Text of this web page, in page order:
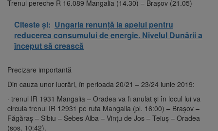
Trenul pereche R 16.089 Mangalia (14.30) – Brașov (21.05)
Citeste și: Ungaria renunță la apelul pentru
reducerea consumului de energie. Nivelul Dunării a
început să crească
Precizare importantă
Din cauza unor lucrări, în perioada 20/21 – 23/24 iunie 2019:
· trenul IR 1931 Mangalia – Oradea va fi anulat și în locul lui va
circula trenul IR 12931 pe ruta Mangalia (pl. 16:00) – Brașov –
Făgăraș – Sibiu – Sebes Alba – Vințu de Jos – Teiuș – Oradea
(sos. 10:42).